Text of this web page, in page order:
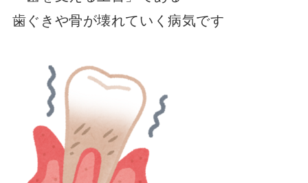
歯ぐきや骨が壊れていく病気です